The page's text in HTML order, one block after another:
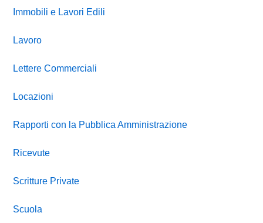
Immobili e Lavori Edili
Lavoro
Lettere Commerciali
Locazioni
Rapporti con la Pubblica Amministrazione
Ricevute
Scritture Private
Scuola